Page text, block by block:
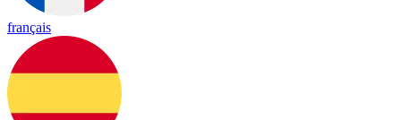
français